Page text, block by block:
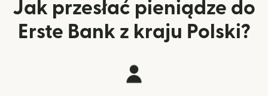
Jak przesłać pieniądze do
Erste Bank z kraju Polski?